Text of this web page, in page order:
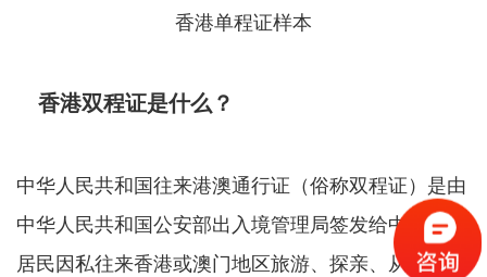
香港单程证样本
香港双程证是什么？
中华人民共和国往来港澳通行证（俗称双程证）是由
中华人民共和国公安部出入境管理局签发给中国内地
居民因私往来香港或澳门地区旅游、探亲、从事商